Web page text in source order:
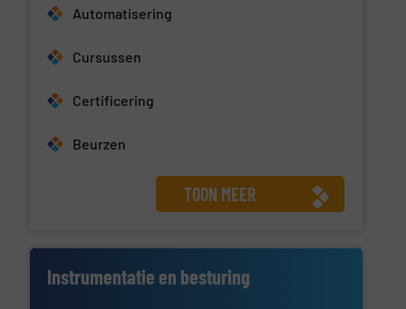
Automatisering
Cursussen
Certificering
Beurzen
TOON MEER
Instrumentatie en besturing